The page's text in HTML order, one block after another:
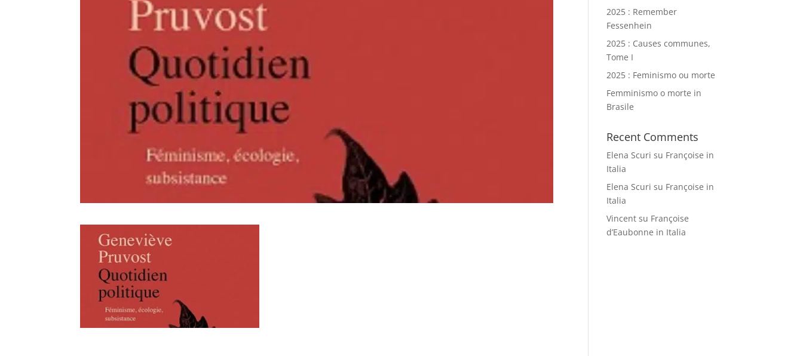
2025 : Remember
Fessenhein
2025 : Causes communes,
Tome I
2025 : Feminismo ou morte
Femminismo o morte in
Brasile
Recent Comments
Elena Scuri su Françoise in
Italia
Elena Scuri su Françoise in
Italia
Vincent su Françoise
d’Eaubonne in Italia